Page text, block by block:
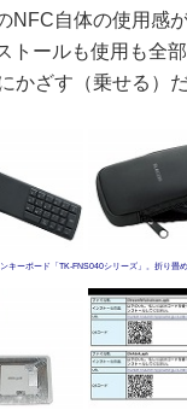
NFC自体の使用感
トールも使用も全
かざす（乗せる）
キーボード「TK-FNS040シリーズ」。折り